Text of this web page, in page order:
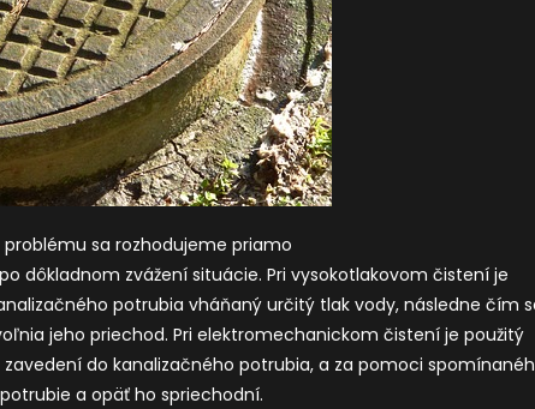
sa rozhodujeme priamo
dôkladnom zvážení situácie. Pri vysokotlakovom čistení je
potrubia vháňaný určitý tlak vody, následne čím
jeho priechod. Pri elektromechanickom čistení je použitý
do kanalizačného potrubia, a za pomoci
a opäť ho spriechodní.